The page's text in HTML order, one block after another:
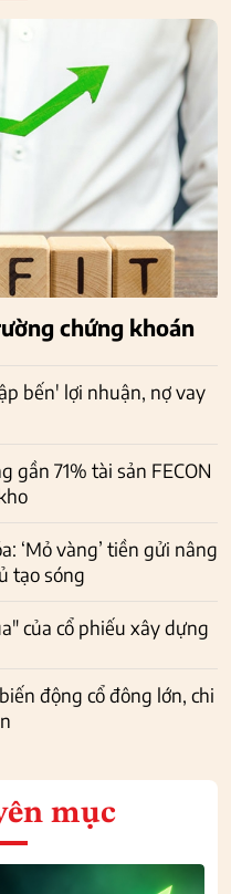
chứng khoán
bến' lợi nhuận, nợ vay
gần 71% tài sản FECON
‘Mỏ vàng’ tiền gửi nâng
tạo sóng
của cổ phiếu xây dựng
động cổ đông lớn, chi
mục